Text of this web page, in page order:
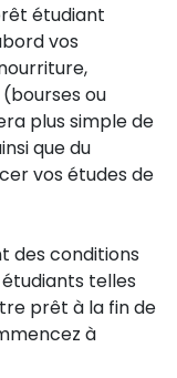
étudiant
vos
ou
plus simple de
que du
vos études de
des conditions
telles
prêt à la fin de
à